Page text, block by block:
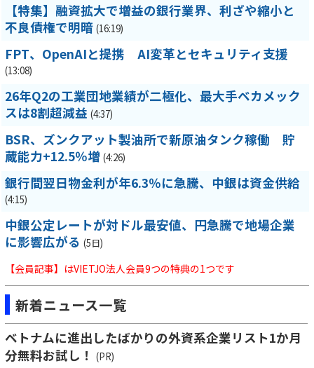
【特集】融資拡大で増益の銀行業界、利ざや縮小と
不良債権で明暗 (16:19)
FPT、OpenAIと提携 AI変革とセキュリティ支援
(13:08)
26年Q2の工業団地業績が二極化、最大手ベカメック
スは8割超減益 (4:37)
BSR、ズンクアット製油所で新原油タンク稼働 貯
蔵能力+12.5％増 (4:26)
銀行間翌日物金利が年6.3％に急騰、中銀は資金供給
(4:15)
中銀公定レートが対ドル最安値、円急騰で地場企業
に影響広がる (5日)
【会員記事】はVIETJO法人会員9つの特典の1つです
新着ニュース一覧
ベトナムに進出したばかりの外資系企業リスト1か月
分無料お試し！
(PR)